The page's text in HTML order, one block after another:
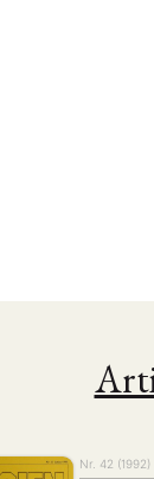
Nr. 42 (1992)